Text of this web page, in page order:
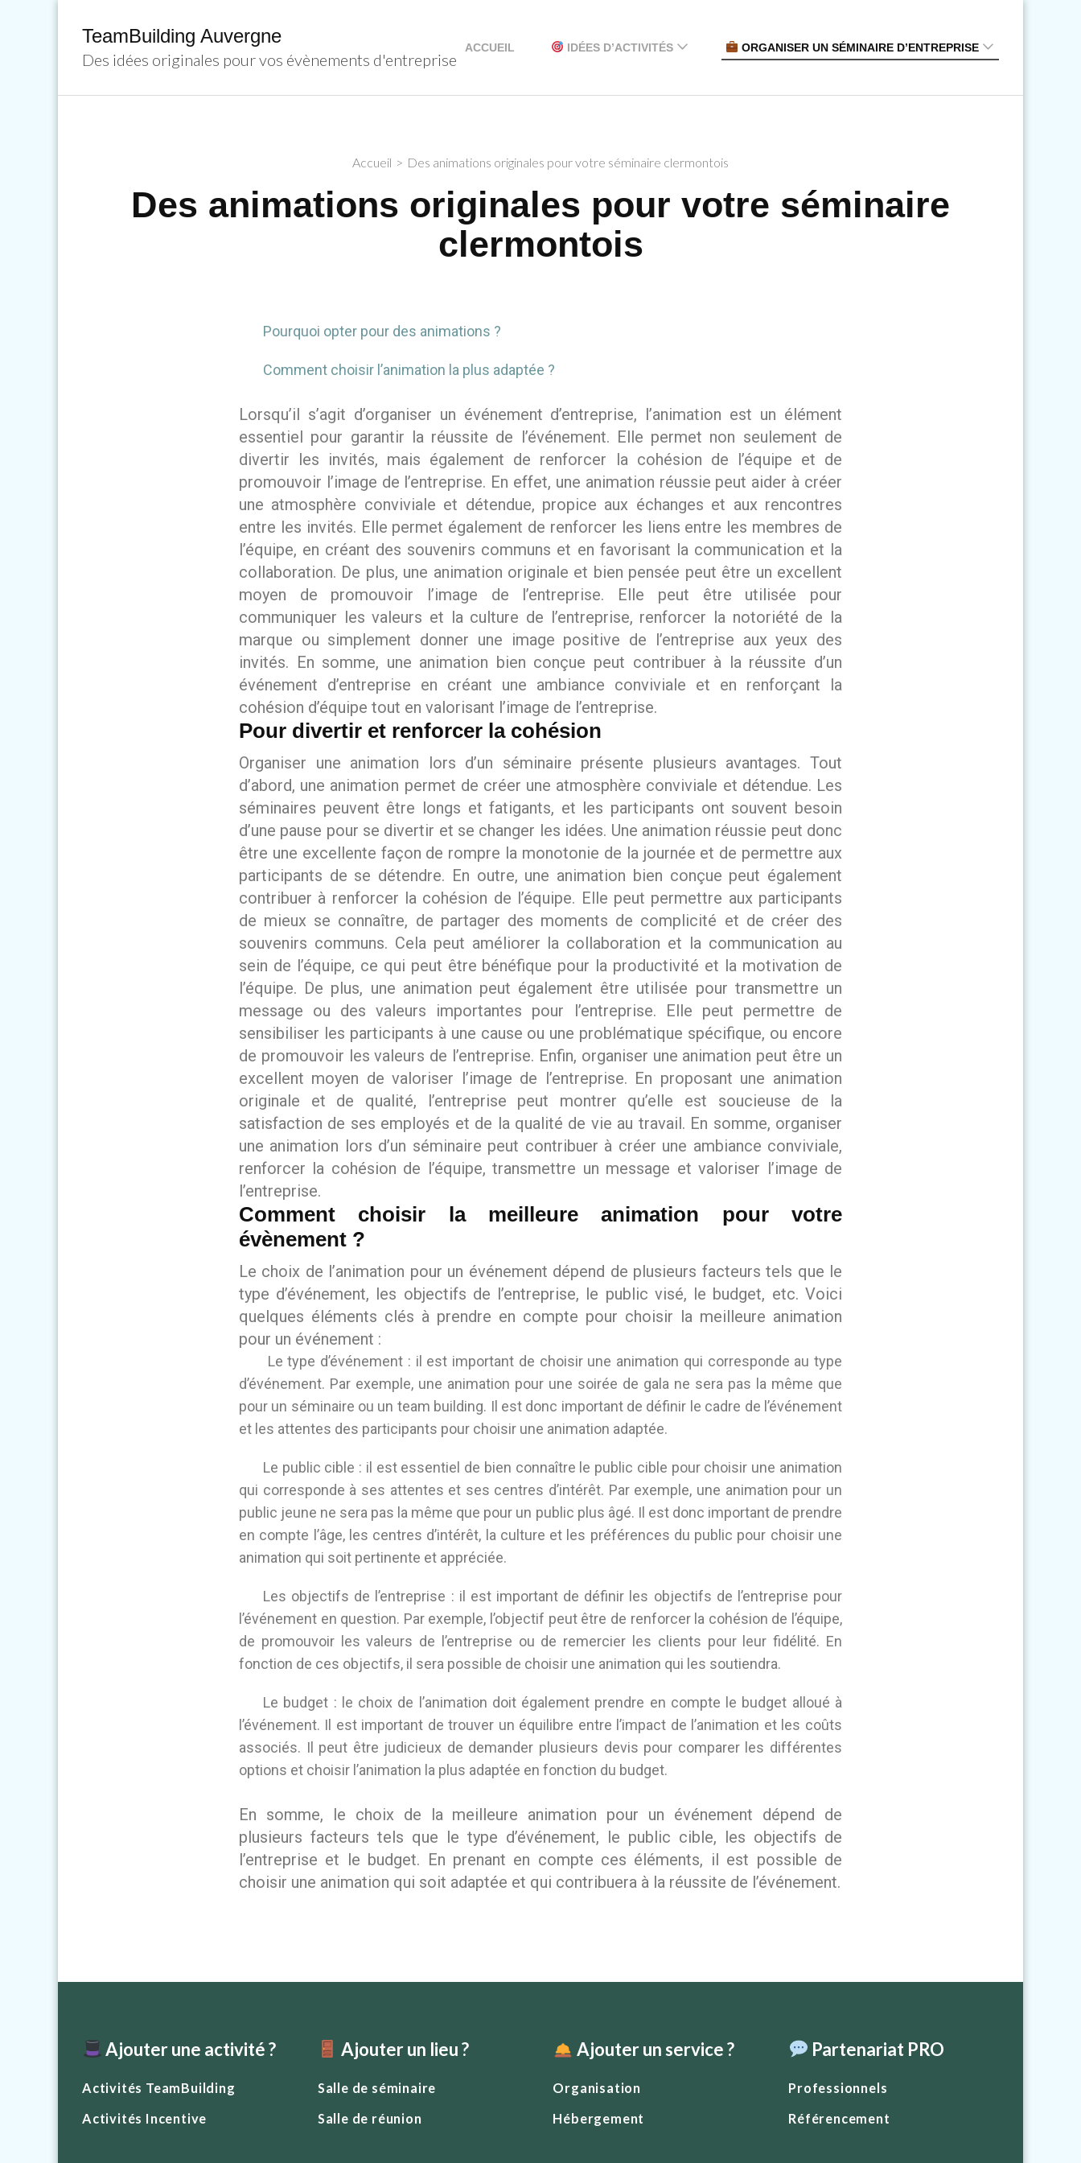
TeamBuilding Auvergne
Des idées originales pour vos évènements d'entreprise
ACCUEIL IDÉES D’ACTIVITÉS
Bootcamp
Massage
Défi pâtisserie
ORGANISER UN SÉMINAIRE D’ENTREPRISE
Animations
Accueil > Des animations originales pour votre séminaire clermontois
Des animations originales pour votre séminaire
clermontois
Pourquoi opter pour des animations ?
Comment choisir l’animation la plus adaptée ?
Lorsqu’il s’agit d’organiser un événement d’entreprise, l’animation est un élément
essentiel pour garantir la réussite de l’événement. Elle permet non seulement de
divertir les invités, mais également de renforcer la cohésion de l’équipe et de
promouvoir l’image de l’entreprise. En effet, une animation réussie peut aider à créer
une atmosphère conviviale et détendue, propice aux échanges et aux rencontres
entre les invités. Elle permet également de renforcer les liens entre les membres de
l’équipe, en créant des souvenirs communs et en favorisant la communication et la
collaboration. De plus, une animation originale et bien pensée peut être un excellent
moyen de promouvoir l’image de l’entreprise. Elle peut être utilisée pour
communiquer les valeurs et la culture de l’entreprise, renforcer la notoriété de la
marque ou simplement donner une image positive de l’entreprise aux yeux des
invités. En somme, une animation bien conçue peut contribuer à la réussite d’un
événement d’entreprise en créant une ambiance conviviale et en renforçant la
cohésion d’équipe tout en valorisant l’image de l’entreprise.
Pour divertir et renforcer la cohésion
Organiser une animation lors d’un séminaire présente plusieurs avantages. Tout
d’abord, une animation permet de créer une atmosphère conviviale et détendue. Les
séminaires peuvent être longs et fatigants, et les participants ont souvent besoin
d’une pause pour se divertir et se changer les idées. Une animation réussie peut donc
être une excellente façon de rompre la monotonie de la journée et de permettre aux
participants de se détendre. En outre, une animation bien conçue peut également
contribuer à renforcer la cohésion de l’équipe. Elle peut permettre aux participants
de mieux se connaître, de partager des moments de complicité et de créer des
souvenirs communs. Cela peut améliorer la collaboration et la communication au
sein de l’équipe, ce qui peut être bénéfique pour la productivité et la motivation de
l’équipe. De plus, une animation peut également être utilisée pour transmettre un
message ou des valeurs importantes pour l’entreprise. Elle peut permettre de
sensibiliser les participants à une cause ou une problématique spécifique, ou encore
de promouvoir les valeurs de l’entreprise. Enfin, organiser une animation peut être un
excellent moyen de valoriser l’image de l’entreprise. En proposant une animation
originale et de qualité, l’entreprise peut montrer qu’elle est soucieuse de la
satisfaction de ses employés et de la qualité de vie au travail. En somme, organiser
une animation lors d’un séminaire peut contribuer à créer une ambiance conviviale,
renforcer la cohésion de l’équipe, transmettre un message et valoriser l’image de
l’entreprise.
Comment choisir la meilleure animation pour votre
évènement ?
Le choix de l’animation pour un événement dépend de plusieurs facteurs tels que le
type d’événement, les objectifs de l’entreprise, le public visé, le budget, etc. Voici
quelques éléments clés à prendre en compte pour choisir la meilleure animation
pour un événement :
Le type d’événement : il est important de choisir une animation qui corresponde au type
d’événement. Par exemple, une animation pour une soirée de gala ne sera pas la même que
pour un séminaire ou un team building. Il est donc important de définir le cadre de l’événement
et les attentes des participants pour choisir une animation adaptée.
Le public cible : il est essentiel de bien connaître le public cible pour choisir une animation
qui corresponde à ses attentes et ses centres d’intérêt. Par exemple, une animation pour un
public jeune ne sera pas la même que pour un public plus âgé. Il est donc important de prendre
en compte l’âge, les centres d’intérêt, la culture et les préférences du public pour choisir une
animation qui soit pertinente et appréciée.
Les objectifs de l’entreprise : il est important de définir les objectifs de l’entreprise pour
l’événement en question. Par exemple, l’objectif peut être de renforcer la cohésion de l’équipe,
de promouvoir les valeurs de l’entreprise ou de remercier les clients pour leur fidélité. En
fonction de ces objectifs, il sera possible de choisir une animation qui les soutiendra.
Le budget : le choix de l’animation doit également prendre en compte le budget alloué à
l’événement. Il est important de trouver un équilibre entre l’impact de l’animation et les coûts
associés. Il peut être judicieux de demander plusieurs devis pour comparer les différentes
options et choisir l’animation la plus adaptée en fonction du budget.
En somme, le choix de la meilleure animation pour un événement dépend de
plusieurs facteurs tels que le type d’événement, le public cible, les objectifs de
l’entreprise et le budget. En prenant en compte ces éléments, il est possible de
choisir une animation qui soit adaptée et qui contribuera à la réussite de l’événement.
Ajouter une activité ?
Activités TeamBuilding
Activités Incentive
Ajouter un lieu ?
Salle de séminaire
Salle de réunion
Ajouter un service ?
Organisation
Hébergement
Partenariat PRO
Professionnels
Référencement